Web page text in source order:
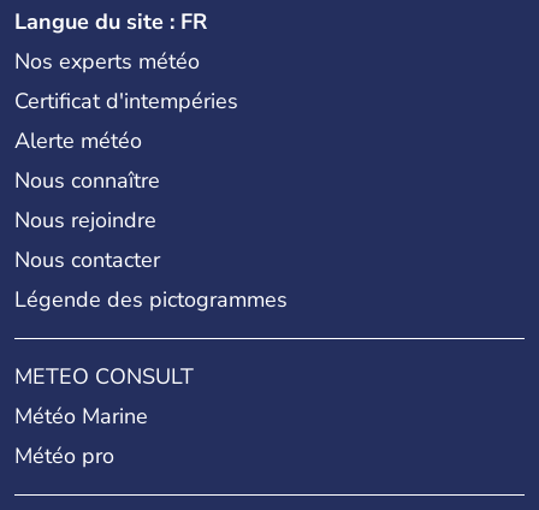
Langue du site : FR
Nos experts météo
Certificat d'intempéries
Alerte météo
Nous connaître
Nous rejoindre
Nous contacter
Légende des pictogrammes
METEO CONSULT
Météo Marine
Météo pro